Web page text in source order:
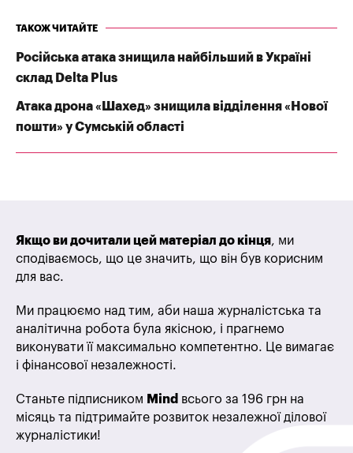
ТАКОЖ ЧИТАЙТЕ
Російська атака знищила найбільший в Україні
склад Delta Plus
Атака дрона «Шахед» знищила відділення «Нової
пошти» у Сумській області
Якщо ви дочитали цей матеріал до кінця, ми
сподіваємось, що це значить, що він був корисним
для вас.
Ми працюємо над тим, аби наша журналістська та
аналітична робота була якісною, і прагнемо
виконувати її максимально компетентно. Це вимагає
і фінансової незалежності.
Станьте підписником Mind всього за 196 грн на
місяць та підтримайте розвиток незалежної ділової
журналістики!